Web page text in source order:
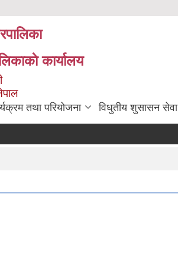
कार्यालय
तथा परियोजना विधुतीय शुसासन सेवा